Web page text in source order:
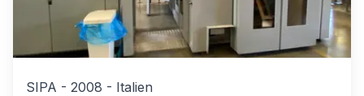
SIPA - 2008 - Italien